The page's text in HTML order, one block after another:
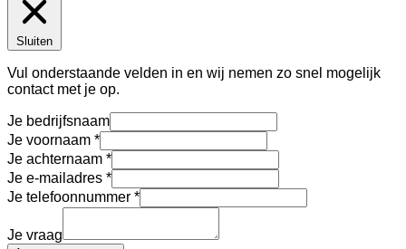
Sluiten
Vul onderstaande velden in en wij nemen zo snel mogelijk
contact met je op.
Je bedrijfsnaam
Je voornaam
Je achternaam
Je e-mailadres
Je telefoonnummer
Je vraag